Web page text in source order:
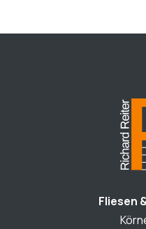
Fliesen